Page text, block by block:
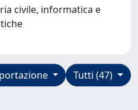
civile, informatica e
Tutti (47)